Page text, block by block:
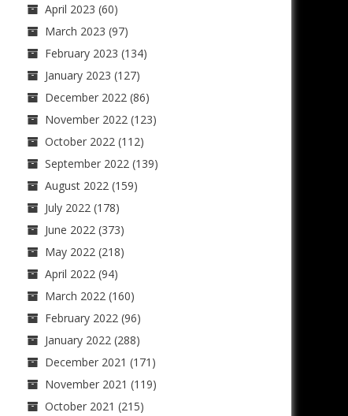
April 2023 (60)
March 2023 (97)
February 2023 (134)
January 2023 (127)
December 2022(86)
November 2022(123)
October 2022(112)
September 2022(139)
August 2022(159)
July 2022(178)
June 2022(373)
May 2022(218)
April 2022(94)
March 2022(160)
February 2022(96)
January 2022(288)
December 2021 (171)
November 2021 (119)
October 2021 (215)